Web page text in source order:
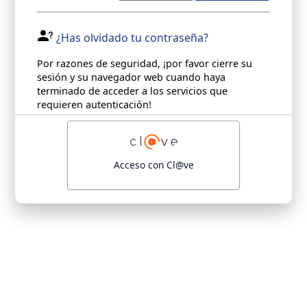
¿Has olvidado tu contraseña?
Por razones de seguridad, ¡por favor cierre su
sesión y su navegador web cuando haya
terminado de acceder a los servicios que
requieren autenticación!